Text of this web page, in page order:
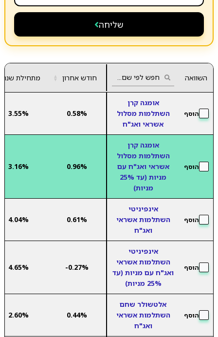
שליחה
השוואה חודש אחרון ▲
▼ מתחילת שנה
הוסף
אומגה קרן
השתלמות מסלול
אשראי ואג"ח
0.58%
3.55%
הוסף
אומגה קרן
השתלמות מסלול
אשראי ואג"ח עם
מניות (עד 25%
מניות)
0.96%
3.16%
הוסף
אינפיניטי
השתלמות אשראי
ואג"ח
0.61%
4.04%
הוסף
אינפיניטי
השתלמות אשראי
ואג"ח עם מניות (עד
25% מניות)
-0.27%
4.65%
הוסף
אלטשולר שחם
השתלמות אשראי
ואג"ח
0.44%
2.60%